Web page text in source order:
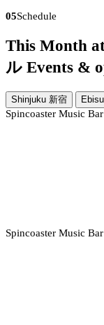
05Schedule
This Month
ル Events &
Shinjuku 新宿 Ebisu
Spincoaster Music
Spincoaster Music